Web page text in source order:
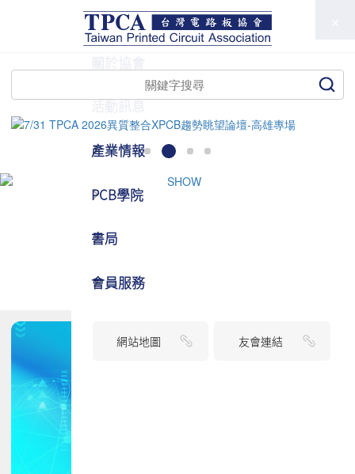
TPCA
活動訊息
產業情報
PCB學院
書局
會員服務
網站地圖 友會連結